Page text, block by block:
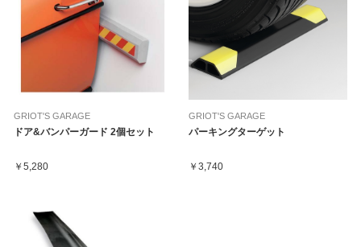
GRIOT'S GARAGE
ドア&バンパーガード 2個セット
￥5,280
GRIOT'S GARAGE
パーキングターゲット
￥3,740